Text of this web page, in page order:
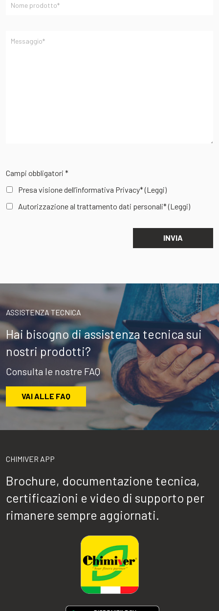
Campi obbligatori *
Presa visione dell’informativa Privacy*(Leggi)
Autorizzazione al trattamento dati personali*(Leggi)
ASSISTENZA TECNICA
Hai bisogno di assistenza tecnica sui
nostri prodotti?
Consulta le nostre FAQ
VAI ALLE FAQ
CHIMIVER APP
Brochure, documentazione tecnica,
certificazioni e video di supporto per
rimanere sempre aggiornati.